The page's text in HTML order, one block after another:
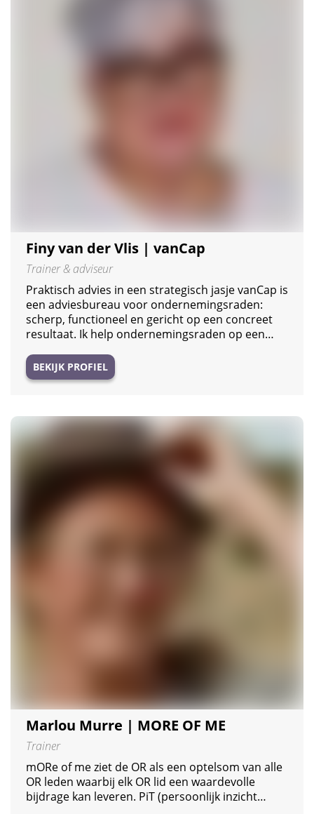
Finy van der Vlis | vanCap
Trainer & adviseur
Praktisch advies in een strategisch jasje vanCap is
een adviesbureau voor ondernemingsraden:
scherp, functioneel en gericht op een concreet
resultaat. Ik help ondernemingsraden op een…
BEKIJK PROFIEL
Marlou Murre | MORE OF ME
Trainer
mORe of me ziet de OR als een optelsom van alle
OR leden waarbij elk OR lid een waardevolle
bijdrage kan leveren. PiT (persoonlijk inzicht…